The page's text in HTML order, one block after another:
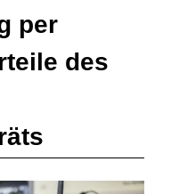
per
des